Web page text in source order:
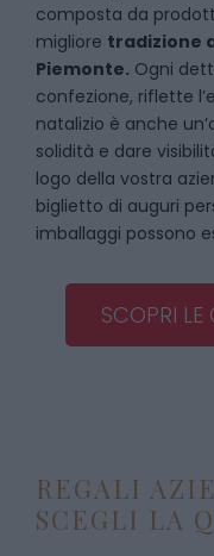
composta da
migliore tradizione
Piemonte. Ogni
confezione, riflette
natalizio è anche
solidità e dare
logo della vostra
biglietto di auguri
imballaggi possono
SCOPRI LE
REGALI
SCEGLI LA